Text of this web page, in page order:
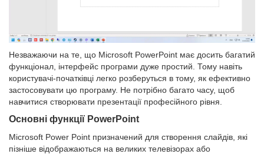
Незважаючи на те, що Microsoft PowerPoint має досить багатий
функціонал, інтерфейс програми дуже простий. Тому навіть
користувачі-початківці легко розберуться в тому, як ефективно
застосовувати цю програму. Не потрібно багато часу, щоб
навчитися створювати презентації професійного рівня.
Основні функції PowerPoint
Microsoft Power Point призначений для створення слайдів, які
пізніше відображаються на великих телевізорах або